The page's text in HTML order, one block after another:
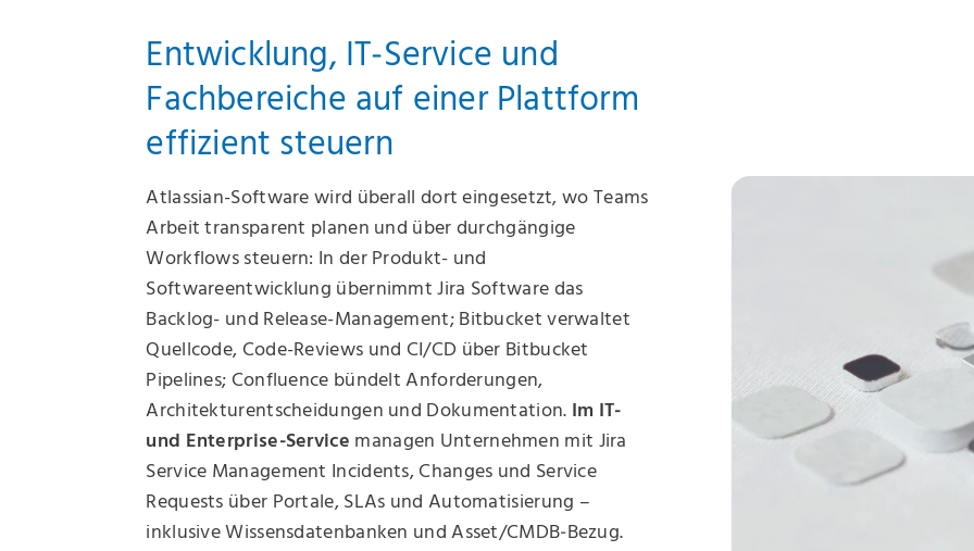
Entwicklung, IT‑Service und
Fachbereiche auf einer Plattform
effizient steuern
Atlassian-Software wird überall dort eingesetzt, wo Teams
Arbeit transparent planen und über durchgängige
Workflows steuern: In der Produkt- und
Softwareentwicklung übernimmt Jira Software das
Backlog- und Release-Management; Bitbucket verwaltet
Quellcode, Code-Reviews und CI/CD über Bitbucket
Pipelines; Confluence bündelt Anforderungen,
Architekturentscheidungen und Dokumentation.
Im IT‑
und Enterprise‑Service managen Unternehmen mit Jira
Service Management Incidents, Changes und Service
Requests über Portale, SLAs und Automatisierung –
inklusive Wissensdatenbanken und Asset/CMDB‑Bezug.